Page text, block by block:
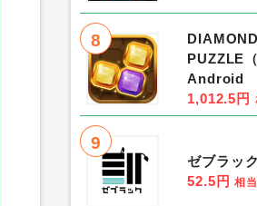
8
PUZZLE
Android
1,012.5円
9
ゼブラッ
52.5円 相当